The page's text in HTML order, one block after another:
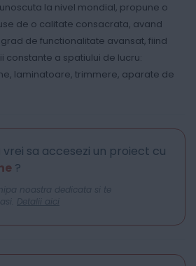
la nivel mondial, propune o
de o calitate consacrata, avand
de functionalitate avansat, fiind
constante a spatiului de lucru:
laminatoare, trimmere, aparate de
vrei sa accesezi un proiect cu
?
noastra dedicata si te
Detalii aici